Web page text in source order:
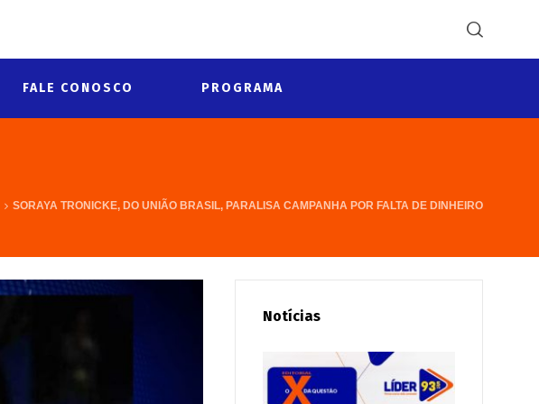
FALE CONOSCO PROGRAMA
SORAYA TRONICKE, DO UNIÃO BRASIL, PARALISA CAMPANHA POR FALTA DE DINHEIRO
Notícias